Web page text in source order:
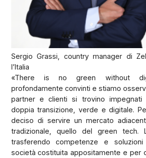
Sergio Grassi, country manager di
l’Italia
«There is no green without
profondamente convinti e stiamo
partner e clienti si trovino impegnati
doppia transizione, verde e digitale.
deciso di servire un mercato
tradizionale, quello del green tech.
trasferendo competenze e
società costituita appositamente e per